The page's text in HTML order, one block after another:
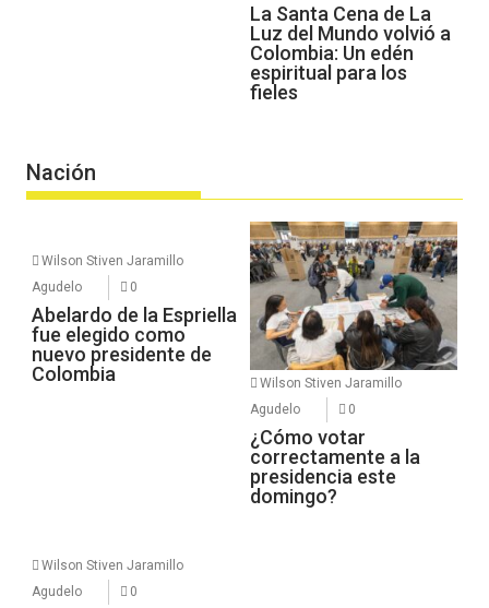
La Santa Cena de La
Luz del Mundo volvió a
Colombia: Un edén
espiritual para los
fieles
Nación
Wilson Stiven Jaramillo
Agudelo
0
Abelardo de la Espriella
fue elegido como
nuevo presidente de
Colombia
Wilson Stiven Jaramillo
Agudelo
0
¿Cómo votar
correctamente a la
presidencia este
domingo?
Wilson Stiven Jaramillo
Agudelo
0